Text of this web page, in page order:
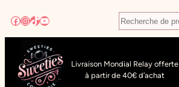
au
contenu
Facebook
Instagram
TikTok
YouTube Recherche
Livraison Mondial Relay offerte
à partir de 40€ d’achat